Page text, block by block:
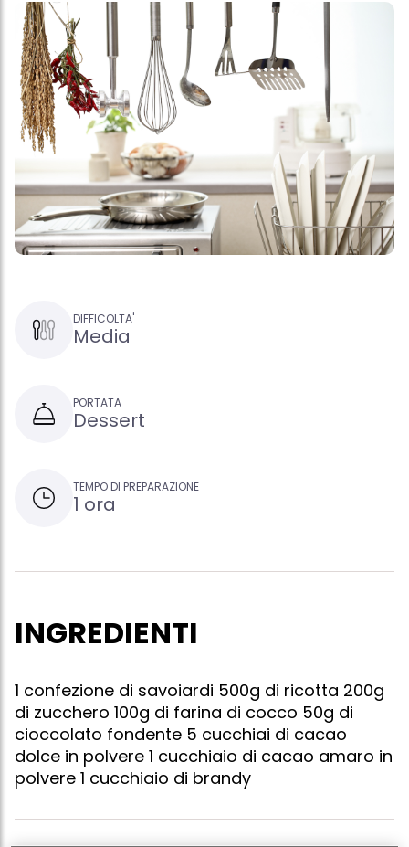
DIFFICOLTA'
Media
PORTATA
Dessert
TEMPO DI PREPARAZIONE
1 ora
INGREDIENTI
1 confezione di savoiardi 500g di ricotta 200g
di zucchero 100g di farina di cocco 50g di
cioccolato fondente 5 cucchiai di cacao
dolce in polvere 1 cucchiaio di cacao amaro in
polvere 1 cucchiaio di brandy